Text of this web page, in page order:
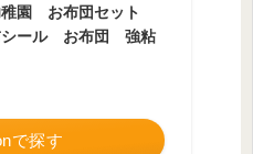
園 お布団セット
ール お布団 強粘
で探す